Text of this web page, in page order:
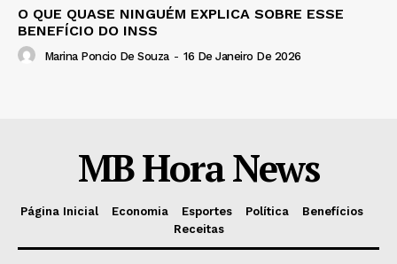
O QUE QUASE NINGUÉM EXPLICA SOBRE ESSE
BENEFÍCIO DO INSS
Marina Poncio De Souza - 16 De Janeiro De 2026
MB Hora News
Página Inicial Economia Esportes Política
Benefícios
Receitas